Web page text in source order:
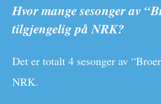
Hvor mange sesonger av
tilgjengelig på NRK?
Det er totalt 4 sesonger av
NRK.